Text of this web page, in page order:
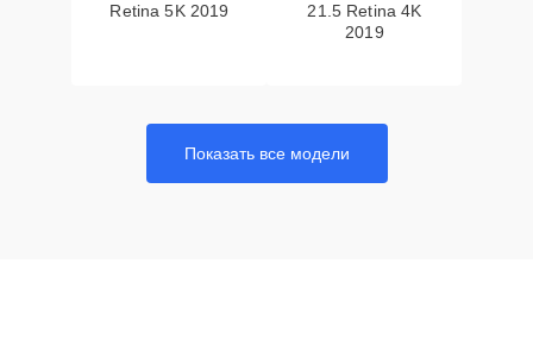
Retina 5K 2019
21.5 Retina 4K
2019
Показать все модели